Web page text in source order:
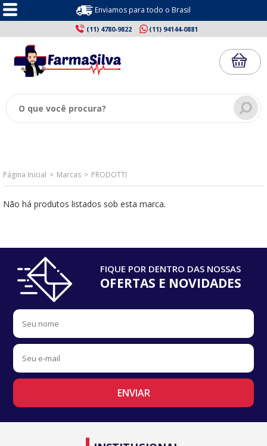
Enviamos para todo o Brasil
(11) 4780-9822 (11) 94144-0881
Página Inicial Marcas PRODOTTI
Não há produtos listados sob esta marca.
FIQUE POR DENTRO DAS NOSSAS
OFERTAS E NOVIDADES